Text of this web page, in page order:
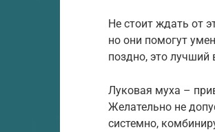
Не стоит ждать от
но они помогут
поздно, это
Луковая муха –
Желательно не
системно,